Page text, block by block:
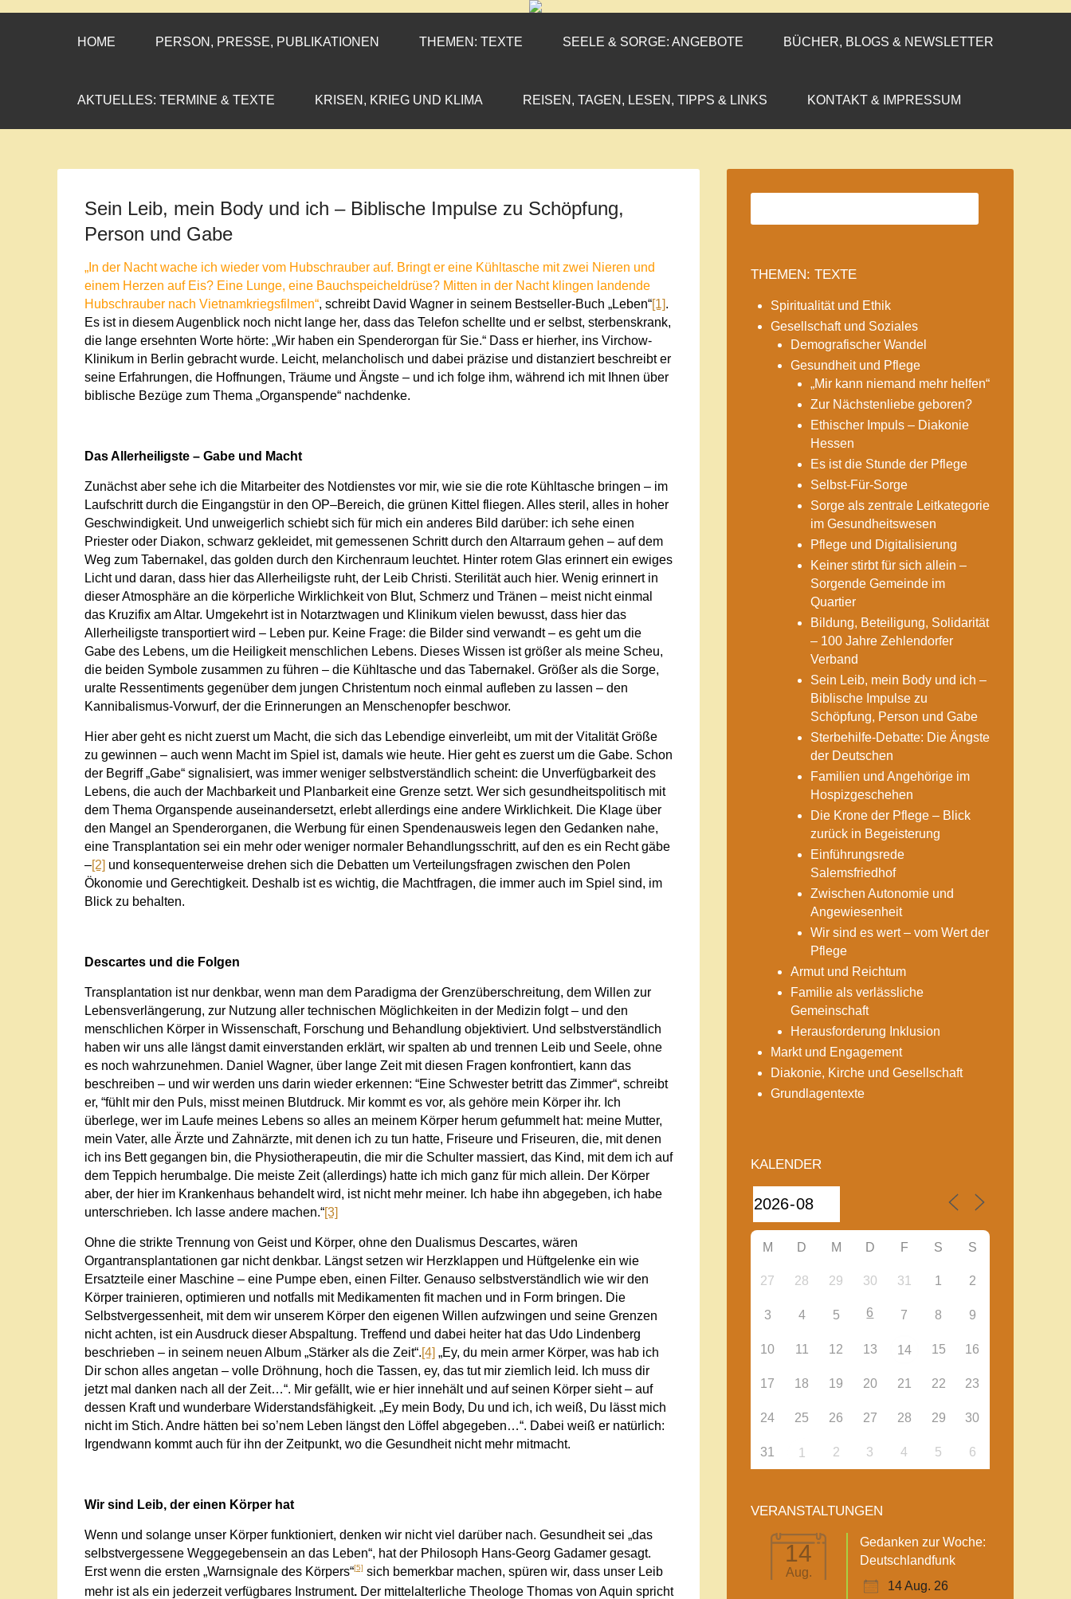
CORNELIA COENEN-MARX
»ENGAGEMENT MIT PROFIL«
HOME PERSON, PRESSE, PUBLIKATIONEN THEMEN: TEXTE SEELE & SORGE: ANGEBOTE BÜCHER, BLOGS & NEWSLETTER
AKTUELLES: TERMINE & TEXTE KRISEN, KRIEG UND KLIMA REISEN, TAGEN, LESEN, TIPPS & LINKS KONTAKT & IMPRESSUM
Sein Leib, mein Body und ich – Biblische Impulse zu Schöpfung,
Person und Gabe
„In der Nacht wache ich wieder vom Hubschrauber auf. Bringt er eine Kühltasche mit zwei Nieren und
einem Herzen auf Eis? Eine Lunge, eine Bauchspeicheldrüse? Mitten in der Nacht klingen landende
Hubschrauber nach Vietnamkriegsfilmen“, schreibt David Wagner in seinem Bestseller-Buch „Leben“[1].
Es ist in diesem Augenblick noch nicht lange her, dass das Telefon schellte und er selbst, sterbenskrank,
die lange ersehnten Worte hörte: „Wir haben ein Spenderorgan für Sie.“ Dass er hierher, ins Virchow-
Klinikum in Berlin gebracht wurde. Leicht, melancholisch und dabei präzise und distanziert beschreibt er
seine Erfahrungen, die Hoffnungen, Träume und Ängste – und ich folge ihm, während ich mit Ihnen über
biblische Bezüge zum Thema „Organspende“ nachdenke.
Das Allerheiligste – Gabe und Macht
Zunächst aber sehe ich die Mitarbeiter des Notdienstes vor mir, wie sie die rote Kühltasche bringen – im
Laufschritt durch die Eingangstür in den OP–Bereich, die grünen Kittel fliegen. Alles steril, alles in hoher
Geschwindigkeit. Und unweigerlich schiebt sich für mich ein anderes Bild darüber: ich sehe einen
Priester oder Diakon, schwarz gekleidet, mit gemessenen Schritt durch den Altarraum gehen – auf dem
Weg zum Tabernakel, das golden durch den Kirchenraum leuchtet. Hinter rotem Glas erinnert ein ewiges
Licht und daran, dass hier das Allerheiligste ruht, der Leib Christi. Sterilität auch hier. Wenig erinnert in
dieser Atmosphäre an die körperliche Wirklichkeit von Blut, Schmerz und Tränen – meist nicht einmal
das Kruzifix am Altar. Umgekehrt ist in Notarztwagen und Klinikum vielen bewusst, dass hier das
Allerheiligste transportiert wird – Leben pur. Keine Frage: die Bilder sind verwandt – es geht um die
Gabe des Lebens, um die Heiligkeit menschlichen Lebens. Dieses Wissen ist größer als meine Scheu,
die beiden Symbole zusammen zu führen – die Kühltasche und das Tabernakel. Größer als die Sorge,
uralte Ressentiments gegenüber dem jungen Christentum noch einmal aufleben zu lassen – den
Kannibalismus-Vorwurf, der die Erinnerungen an Menschenopfer beschwor.
Hier aber geht es nicht zuerst um Macht, die sich das Lebendige einverleibt, um mit der Vitalität Größe
zu gewinnen – auch wenn Macht im Spiel ist, damals wie heute. Hier geht es zuerst um die Gabe. Schon
der Begriff „Gabe“ signalisiert, was immer weniger selbstverständlich scheint: die Unverfügbarkeit des
Lebens, die auch der Machbarkeit und Planbarkeit eine Grenze setzt. Wer sich gesundheitspolitisch mit
dem Thema Organspende auseinandersetzt, erlebt allerdings eine andere Wirklichkeit. Die Klage über
den Mangel an Spenderorganen, die Werbung für einen Spendenausweis legen den Gedanken nahe,
eine Transplantation sei ein mehr oder weniger normaler Behandlungsschritt, auf den es ein Recht gäbe
–[2] und konsequenterweise drehen sich die Debatten um Verteilungsfragen zwischen den Polen
Ökonomie und Gerechtigkeit. Deshalb ist es wichtig, die Machtfragen, die immer auch im Spiel sind, im
Blick zu behalten.
Descartes und die Folgen
Transplantation ist nur denkbar, wenn man dem Paradigma der Grenzüberschreitung, dem Willen zur
Lebensverlängerung, zur Nutzung aller technischen Möglichkeiten in der Medizin folgt – und den
menschlichen Körper in Wissenschaft, Forschung und Behandlung objektiviert. Und selbstverständlich
haben wir uns alle längst damit einverstanden erklärt, wir spalten ab und trennen Leib und Seele, ohne
es noch wahrzunehmen. Daniel Wagner, über lange Zeit mit diesen Fragen konfrontiert, kann das
beschreiben – und wir werden uns darin wieder erkennen: “Eine Schwester betritt das Zimmer“, schreibt
er, “fühlt mir den Puls, misst meinen Blutdruck. Mir kommt es vor, als gehöre mein Körper ihr. Ich
überlege, wer im Laufe meines Lebens so alles an meinem Körper herum gefummelt hat: meine Mutter,
mein Vater, alle Ärzte und Zahnärzte, mit denen ich zu tun hatte, Friseure und Friseuren, die, mit denen
ich ins Bett gegangen bin, die Physiotherapeutin, die mir die Schulter massiert, das Kind, mit dem ich auf
dem Teppich herumbalge. Die meiste Zeit (allerdings) hatte ich mich ganz für mich allein. Der Körper
aber, der hier im Krankenhaus behandelt wird, ist nicht mehr meiner. Ich habe ihn abgegeben, ich habe
unterschrieben. Ich lasse andere machen.“[3]
Ohne die strikte Trennung von Geist und Körper, ohne den Dualismus Descartes, wären
Organtransplantationen gar nicht denkbar. Längst setzen wir Herzklappen und Hüftgelenke ein wie
Ersatzteile einer Maschine – eine Pumpe eben, einen Filter. Genauso selbstverständlich wie wir den
Körper trainieren, optimieren und notfalls mit Medikamenten fit machen und in Form bringen. Die
Selbstvergessenheit, mit dem wir unserem Körper den eigenen Willen aufzwingen und seine Grenzen
nicht achten, ist ein Ausdruck dieser Abspaltung. Treffend und dabei heiter hat das Udo Lindenberg
beschrieben – in seinem neuen Album „Stärker als die Zeit“.[4] „Ey, du mein armer Körper, was hab ich
Dir schon alles angetan – volle Dröhnung, hoch die Tassen, ey, das tut mir ziemlich leid. Ich muss dir
jetzt mal danken nach all der Zeit…“. Mir gefällt, wie er hier innehält und auf seinen Körper sieht – auf
dessen Kraft und wunderbare Widerstandsfähigkeit. „Ey mein Body, Du und ich, ich weiß, Du lässt mich
nicht im Stich. Andre hätten bei so’nem Leben längst den Löffel abgegeben…“. Dabei weiß er natürlich:
Irgendwann kommt auch für ihn der Zeitpunkt, wo die Gesundheit nicht mehr mitmacht.
Wir sind Leib, der einen Körper hat
Wenn und solange unser Körper funktioniert, denken wir nicht viel darüber nach. Gesundheit sei „das
selbstvergessene Weggegebensein an das Leben“, hat der Philosoph Hans-Georg Gadamer gesagt.
Erst wenn die ersten „Warnsignale des Körpers“[5] sich bemerkbar machen, spüren wir, dass unser Leib
mehr ist als ein jederzeit verfügbares Instrument. Der mittelalterliche Theologe Thomas von Aquin spricht
THEMEN: TEXTE
Spiritualität und Ethik
Gesellschaft und Soziales
Demografischer Wandel
Gesundheit und Pflege
„Mir kann niemand mehr helfen“
Zur Nächstenliebe geboren?
Ethischer Impuls – Diakonie
Hessen
Es ist die Stunde der Pflege
Selbst-Für-Sorge
Sorge als zentrale Leitkategorie
im Gesundheitswesen
Pflege und Digitalisierung
Keiner stirbt für sich allein –
Sorgende Gemeinde im
Quartier
Bildung, Beteiligung, Solidarität
– 100 Jahre Zehlendorfer
Verband
Sein Leib, mein Body und ich –
Biblische Impulse zu
Schöpfung, Person und Gabe
Sterbehilfe-Debatte: Die Ängste
der Deutschen
Familien und Angehörige im
Hospizgeschehen
Die Krone der Pflege – Blick
zurück in Begeisterung
Einführungsrede
Salemsfriedhof
Zwischen Autonomie und
Angewiesenheit
Wir sind es wert – vom Wert der
Pflege
Armut und Reichtum
Familie als verlässliche
Gemeinschaft
Herausforderung Inklusion
Markt und Engagement
Diakonie, Kirche und Gesellschaft
Grundlagentexte
KALENDER
M D M D F S S
27 28 29 30 31 1 2
3 4 5 6 7 8 9
10 11 12 13 14 15 16
17 18 19 20 21 22 23
24 25 26 27 28 29 30
31 1 2 3 4 5 6
VERANSTALTUNGEN
14
Aug.
Gedanken zur Woche:
Deutschlandfunk
14 Aug. 26